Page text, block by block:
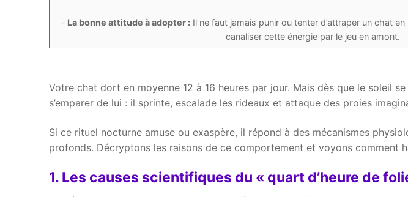
– La bonne attitude à adopter : Il ne faut jamais punir ou tenter d’attraper un chat
canaliser cette énergie par le jeu en amont.
Votre chat dort en moyenne 12 à 16 heures par jour. Mais dès que le soleil
s’emparer de lui : il sprinte, escalade les rideaux et attaque des proies
Si ce rituel nocturne amuse ou exaspère, il répond à des mécanismes
profonds. Décryptons les raisons de ce comportement et voyons comment
1. Les causes scientifiques du « quart d’heure de